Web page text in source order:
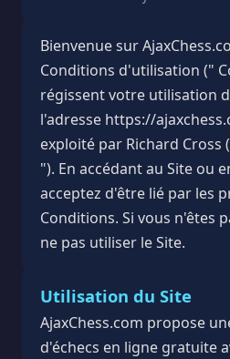
Bienvenue sur
Conditions d'utilisation ("
régissent votre utilisation
l'adresse https://
exploité par Richard
"). En accédant au Site ou
acceptez d'être lié par les
Conditions. Si vous n'êtes
ne pas utiliser le Site.
Utilisation du Site
AjaxChess.com propose
d'échecs en ligne gratuite